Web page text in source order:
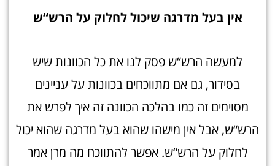
אין בעל מדרגה שיכול לחלוק על הרש“ש
למעשה הרש“ש פסק לנו את כל הכוונות שיש
בסידור, גם אם מתווכחים בכוונות על עניינים
מסוימים זה כמו בהלכה הכוונה זה איך לפרש את
הרש“ש, אבל אין מישהו שהוא בעל מדרגה שהוא יכול
לחלוק על הרש“ש. אפשר להתווכח מה מרן אמר